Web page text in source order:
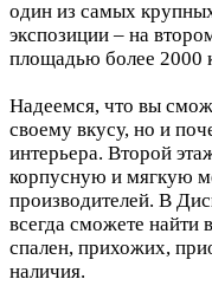
один из самых
экспозиции – на
площадью более 2000
Надеемся, что вы
своему вкусу, но и
интерьера. Второй
корпусную и мягкую
производителей. В
всегда сможете найти
спален, прихожих,
наличия.